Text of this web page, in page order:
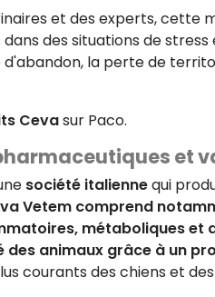
et des experts, cette
des situations de
la perte de
Cevasur Paco.
et
société italiennequi
Vetem comprend
métaboliques et
animaux grâce à un
courants des chiens et